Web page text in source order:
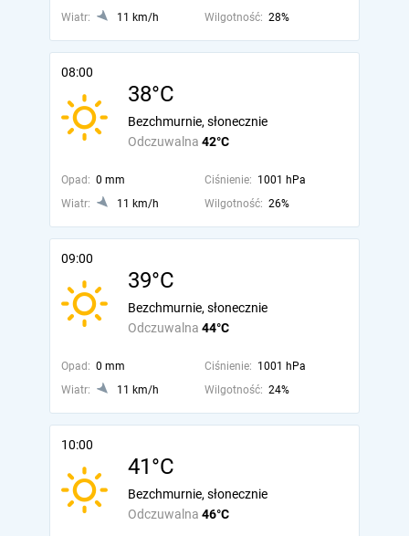
Wiatr: 11 km/h Wilgotność: 28%
08:00
38°C
Odczuwalna 42°C
Bezchmurnie, słonecznie
Opad: 0 mm Ciśnienie: 1001 hPa
Wiatr:
11 km/h Wilgotność: 26%
09:00
39°C
Odczuwalna 44°C
Bezchmurnie, słonecznie
Opad: 0 mm Ciśnienie: 1001 hPa
Wiatr:
11 km/h Wilgotność: 24%
10:00
41°C
Odczuwalna 46°C
Bezchmurnie, słonecznie